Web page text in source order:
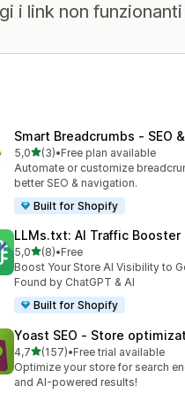
i link non
Smart Breadcrumbs ‑ SEO
5,0stelle su 5
(3)
3 recensioni totali
•Free plan available
Automate or customize
better SEO & navigation.
Built for Shopify
LLMs.txt: AI Traffic Booster
5,0stelle su 5
(8)
8 recensioni totali
•Free
Boost Your Store AI Visibility to
Found by ChatGPT & AI
Built for Shopify
Yoast SEO ‑ Store
4,7stelle su 5
(157)
157 recensioni totali
•Free trial available
Optimize your store for search
and AI-powered results!